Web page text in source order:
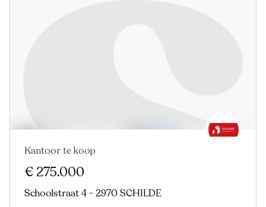
Kantoor te koop
€ 275.000
Schoolstraat 4 - 2970 SCHILDE